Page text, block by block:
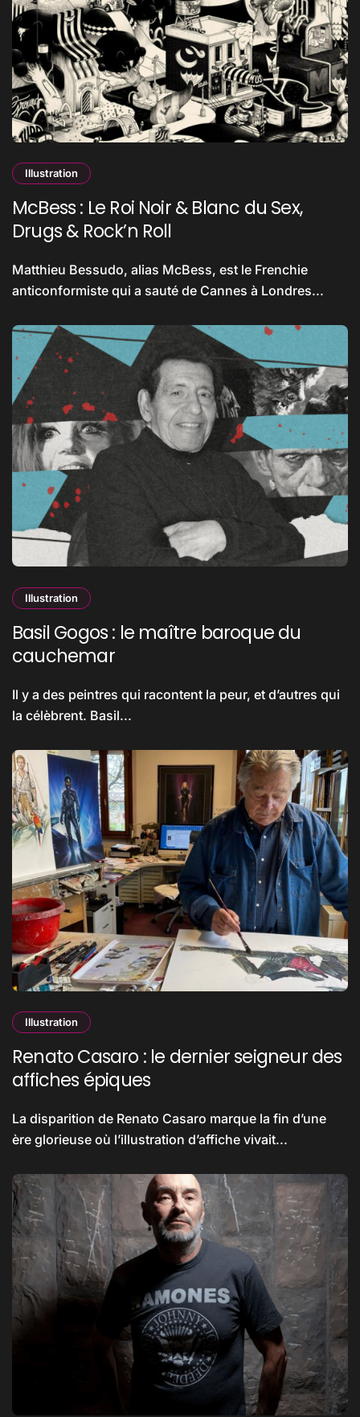
Illustration
McBess : Le Roi Noir & Blanc du Sex,
Drugs & Rock’n Roll
Matthieu Bessudo, alias McBess, est le Frenchie
anticonformiste qui a sauté de Cannes à Londres...
Illustration
Basil Gogos : le maître baroque du
cauchemar
Il y a des peintres qui racontent la peur, et d’autres qui
la célèbrent. Basil...
Illustration
Renato Casaro : le dernier seigneur des
affiches épiques
La disparition de Renato Casaro marque la fin d’une
ère glorieuse où l’illustration d’affiche vivait...